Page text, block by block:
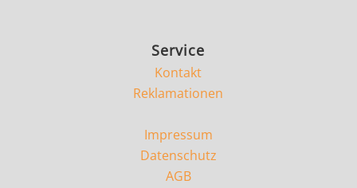
Service
Kontakt
Reklamationen
Impressum
Datenschutz
AGB